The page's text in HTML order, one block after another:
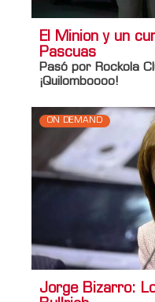
El Minion y un
Pascuas
Pasó por Rockola
¡Quilomboooo!
ON DEMAND
Jorge Bizarro: